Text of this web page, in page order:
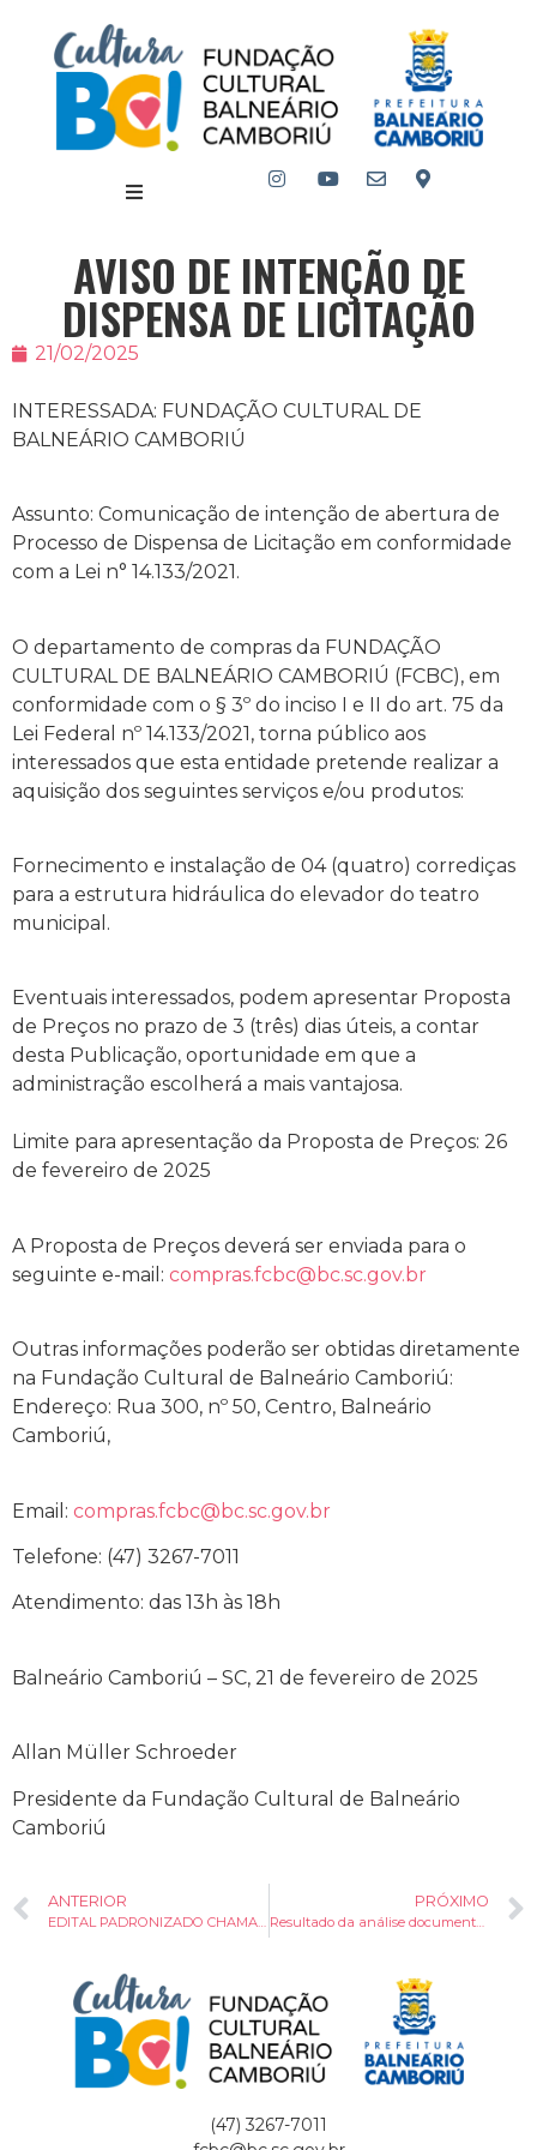
AVISO DE INTENÇÃO DE
DISPENSA DE LICITAÇÃO
21/02/2025
INTERESSADA: FUNDAÇÃO CULTURAL DE
BALNEÁRIO CAMBORIÚ
Assunto: Comunicação de intenção de abertura de
Processo de Dispensa de Licitação em conformidade
com a Lei n° 14.133/2021.
O departamento de compras da FUNDAÇÃO
CULTURAL DE BALNEÁRIO CAMBORIÚ (FCBC), em
conformidade com o § 3º do inciso I e II do art. 75 da
Lei Federal nº 14.133/2021, torna público aos
interessados que esta entidade pretende realizar a
aquisição dos seguintes serviços e/ou produtos:
Fornecimento e instalação de 04 (quatro) corrediças
para a estrutura hidráulica do elevador do teatro
municipal.
Eventuais interessados, podem apresentar Proposta
de Preços no prazo de 3 (três) dias úteis, a contar
desta Publicação, oportunidade em que a
administração escolherá a mais vantajosa.
Limite para apresentação da Proposta de Preços: 26
de fevereiro de 2025
A Proposta de Preços deverá ser enviada para o
seguinte e-mail: compras.fcbc@bc.sc.gov.br
Outras informações poderão ser obtidas diretamente
na Fundação Cultural de Balneário Camboriú:
Endereço: Rua 300, nº 50, Centro, Balneário
Camboriú,
Email: compras.fcbc@bc.sc.gov.br
Telefone: (47) 3267-7011
Atendimento: das 13h às 18h
Balneário Camboriú – SC, 21 de fevereiro de 2025
Allan Müller Schroeder
Presidente da Fundação Cultural de Balneário
Camboriú
ANTERIOR
EDITAL PADRONIZADO CHAMAMENTO PÚBLICO 001/2025/FCBC/PNAB – CULTURA VIVA
PRÓXIMO
Resultado da análise documental – Habilitados LIC 2025
(47) 3267-7011